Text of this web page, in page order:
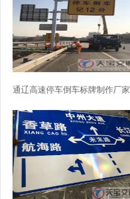
通辽高速停车倒车标牌制作厂家|